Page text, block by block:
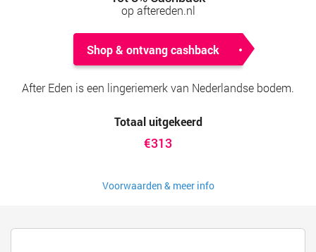
op aftereden.nl
Shop & ontvang cashback
After Eden is een lingeriemerk van Nederlandse bodem.
Totaal uitgekeerd
€313
Voorwaarden & meer info